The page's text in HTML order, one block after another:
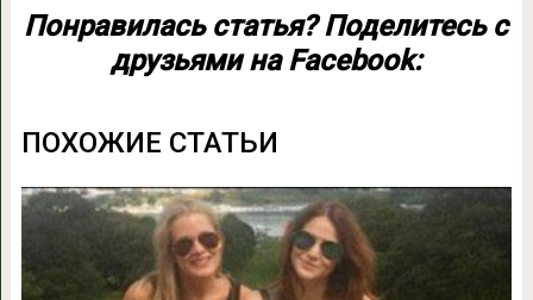
Понравилась статья? Поделитесь с
друзьями на Facebook:
ПОХОЖИЕ СТАТЬИ